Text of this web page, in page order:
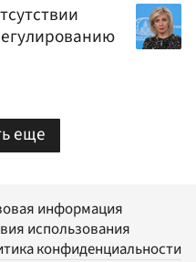
еще
информация
использования
конфиденциальности